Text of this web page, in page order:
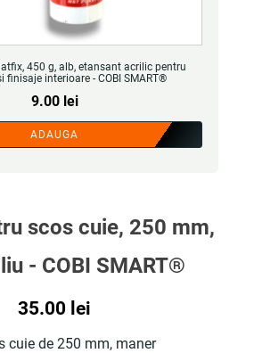
450 g, alb, etansant acrilic pentru
finisaje interioare - COBI SMART®
9.00 lei
ADAUGA
scos cuie, 250 mm,
- COBI SMART®
35.00 lei
cuie de 250 mm, maner